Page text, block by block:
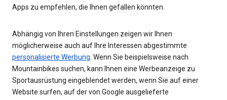
Apps zu empfehlen, die Ihnen gefallen könnten.
Abhängig von Ihren Einstellungen zeigen wir Ihnen
möglicherweise auch auf Ihre Interessen abgestimmte
personalisierte Werbung . Wenn Sie beispielsweise nach
Mountainbikes suchen, kann Ihnen eine Werbeanzeige zu
Sportausrüstung eingeblendet werden, wenn Sie auf einer
Website surfen, auf der von Google ausgelieferte